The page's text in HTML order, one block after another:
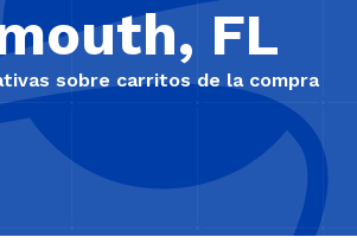
FL
sobre carritos de la compra